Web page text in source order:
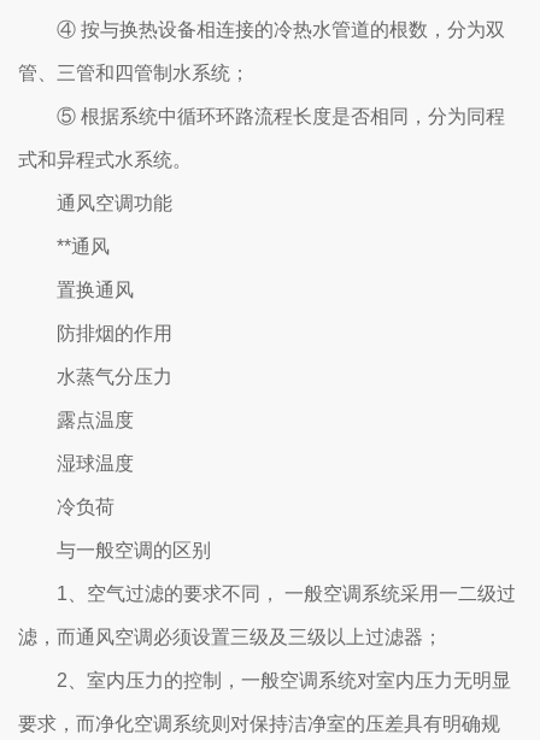
④ 按与换热设备相连接的冷热水管道的根数，分为双
管、三管和四管制水系统；
⑤ 根据系统中循环环路流程长度是否相同，分为同程
式和异程式水系统。
通风空调功能
**通风
置换通风
防排烟的作用
水蒸气分压力
露点温度
湿球温度
冷负荷
与一般空调的区别
1、空气过滤的要求不同， 一般空调系统采用一二级过
滤，而通风空调必须设置三级及三级以上过滤器；
2、室内压力的控制，一般空调系统对室内压力无明显
要求，而净化空调系统则对保持洁净室的压差具有明确规